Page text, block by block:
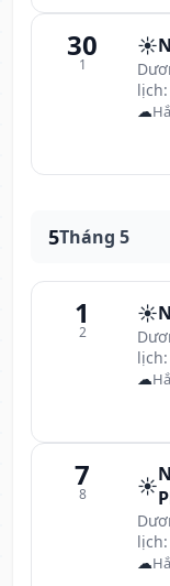
30
1
☀️
lịch:
☁
5Tháng 5
1
2
☀️
lịch:
☁
7
8 ☀️
lịch:
☁